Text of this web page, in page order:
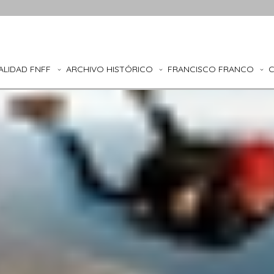
FNFF ARCHIVO HISTÓRICO FRANCISCO FRANCO